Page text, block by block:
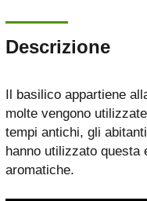
Descrizione
Il basilico appartiene
molte vengono
tempi antichi, gli
hanno utilizzato questa
aromatiche.